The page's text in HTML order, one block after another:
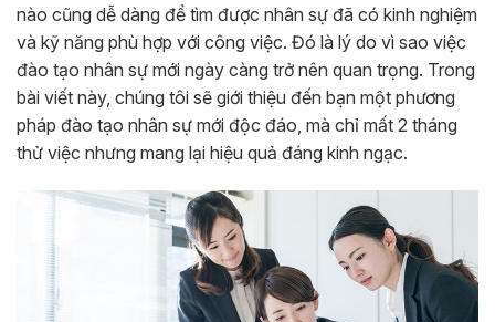
nào cũng dễ dàng để tìm được nhân sự đã có kinh nghiệm
và kỹ năng phù hợp với công việc. Đó là lý do vì sao việc
đào tạo nhân sự mới ngày càng trở nên quan trọng. Trong
bài viết này, chúng tôi sẽ giới thiệu đến bạn một phương
pháp đào tạo nhân sự mới độc đáo, mà chỉ mất 2 tháng
thử việc nhưng mang lại hiệu quả đáng kinh ngạc.